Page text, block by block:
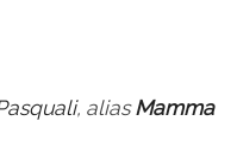
, aliasMamma